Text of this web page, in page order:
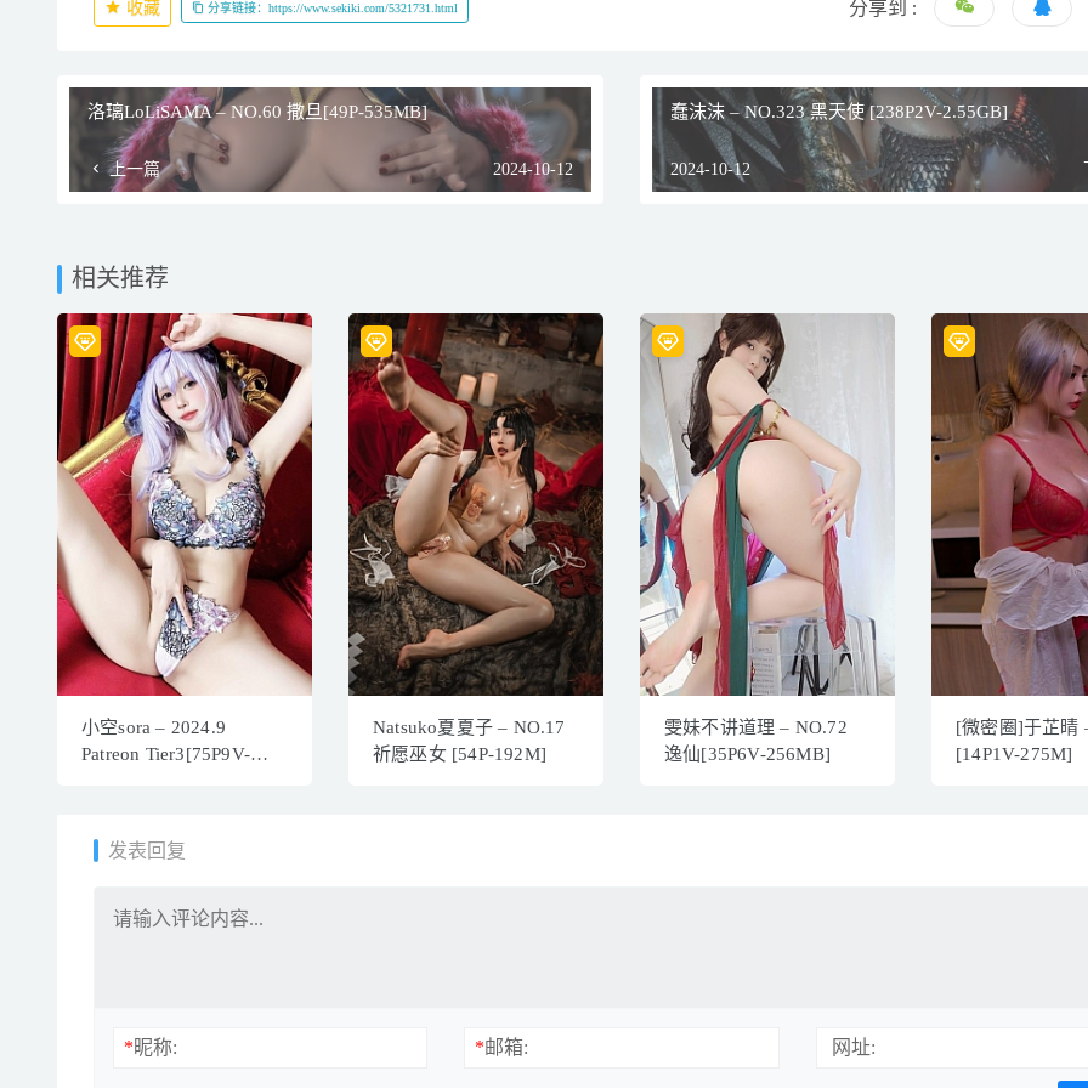
收藏 分享链接：https://www.sekiki.com/5321731.html 分享到 :
洛璃LoLiSAMA – NO.60 撒旦[49P-535MB]
上一篇 2024-10-12
蠢沫沫 – NO.323 黑天使 [238P2V-2.55GB]
2024-10-12
相关推荐
小空sora – 2024.9
Patreon Tier3[75P9V-
Natsuko夏夏子 – NO.17
祈愿巫女 [54P-192M]
雯妹不讲道理 – NO.72
逸仙[35P6V-256MB]
[微密圈]于芷晴
[14P1V-275M]
发表回复
*昵称: *邮箱: 网址: